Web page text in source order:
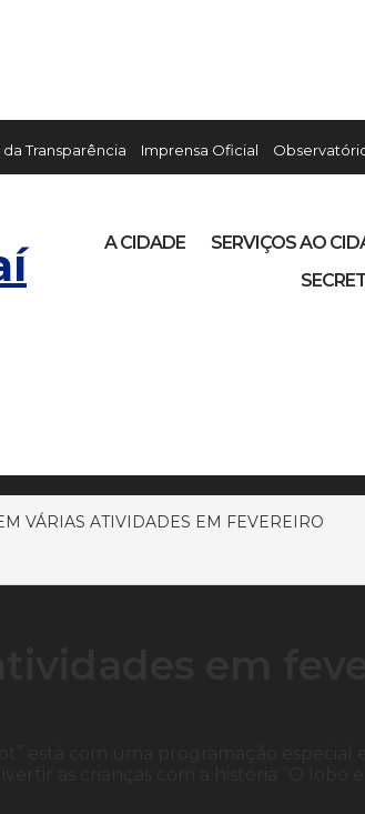
Transparência Imprensa Oficial
A CIDADE SERVIÇOS AO
VÁRIAS ATIVIDADES EM FEVEREIRO